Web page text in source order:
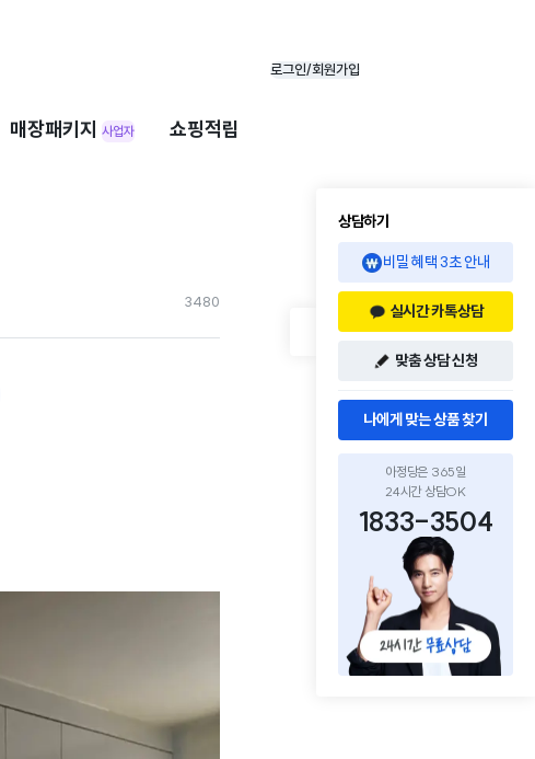
로그인/회원가입
매장패키지 사업자 쇼핑적립
3480
상담하기
비밀 혜택 3초 안내
실시간 카톡상담
맞춤 상담 신청
나에게 맞는 상품 찾기
아정당은 365일
24시간 상담OK
1833-3504